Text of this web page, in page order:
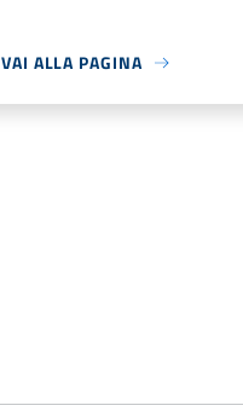
VAI ALLA PAGINA